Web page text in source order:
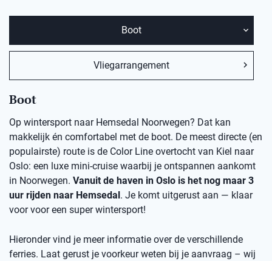
Boot
Vliegarrangement
Boot
Op wintersport naar Hemsedal Noorwegen? Dat kan
makkelijk én comfortabel met de boot. De meest directe (en
populairste) route is de Color Line overtocht van Kiel naar
Oslo: een luxe mini-cruise waarbij je ontspannen aankomt
in Noorwegen. Vanuit de haven in Oslo is het nog maar 3
uur rijden naar Hemsedal. Je komt uitgerust aan — klaar
voor voor een super wintersport!
Hieronder vind je meer informatie over de verschillende
ferries. Laat gerust je voorkeur weten bij je aanvraag – wij